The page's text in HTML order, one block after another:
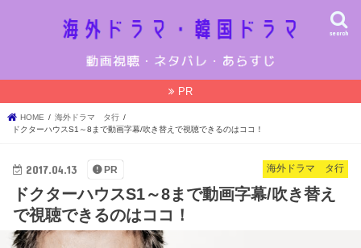
search
PR
HOME
海外ドラマ タ行
ドクターハウスS1～8まで動画字幕/吹き替えで視聴できるのはココ！
海外ドラマ タ行
2017.04.13 PR
ドクターハウスS1～8まで動画字幕/吹き替え
で視聴できるのはココ！